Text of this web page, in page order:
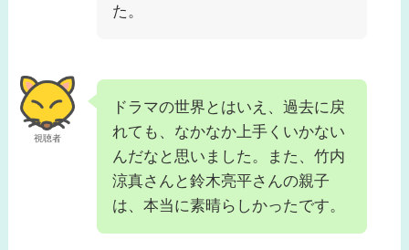
た。
視聴者
ドラマの世界とはいえ、過去に戻
れても、なかなか上手くいかない
んだなと思いました。また、竹内
涼真さんと鈴木亮平さんの親子
は、本当に素晴らしかったです。